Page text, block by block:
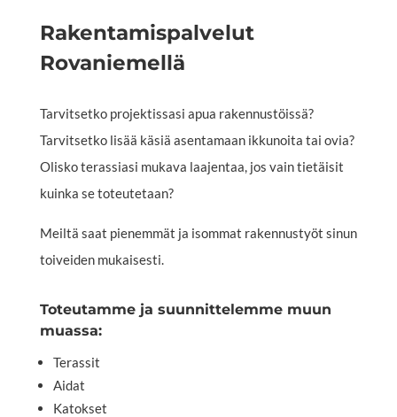
Rakentamispalvelut
Rovaniemellä
Tarvitsetko projektissasi apua rakennustöissä?
Tarvitsetko lisää käsiä asentamaan ikkunoita tai ovia?
Olisko terassiasi mukava laajentaa, jos vain tietäisit
kuinka se toteutetaan?
Meiltä saat pienemmät ja isommat rakennustyöt sinun
toiveiden mukaisesti.
Toteutamme ja suunnittelemme muun
muassa:
Terassit
Aidat
Katokset